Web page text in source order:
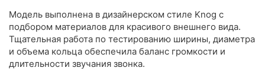
Модель выполнена в дизайнерском стиле Knog с
подбором материалов для красивого внешнего вида.
Тщательная работа по тестированию ширины, диаметра
и объема кольца обеспечила баланс громкости и
длительности звучания звонка.